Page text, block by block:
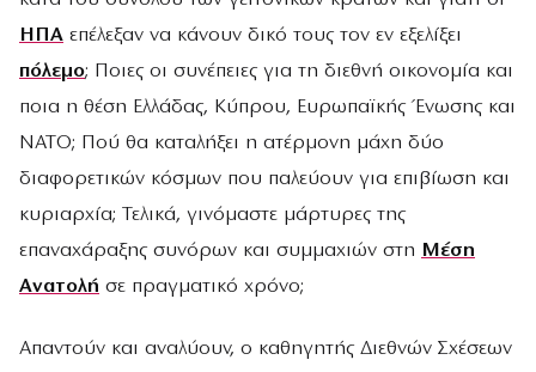
ΗΠΑ επέλεξαν να κάνουν δικό τους τον εν εξελίξει
πόλεμο; Ποιες οι συνέπειες για τη διεθνή οικονομία και
ποια η θέση Ελλάδας, Κύπρου, Ευρωπαϊκής Ένωσης και
ΝΑΤΟ; Πού θα καταλήξει η ατέρμονη μάχη δύο
διαφορετικών κόσμων που παλεύουν για επιβίωση και
κυριαρχία; Τελικά, γινόμαστε μάρτυρες της
επαναχάραξης συνόρων και συμμαχιών στη Μέση
Ανατολή σε πραγματικό χρόνο;
Απαντούν και αναλύουν, ο καθηγητής Διεθνών Σχέσεων